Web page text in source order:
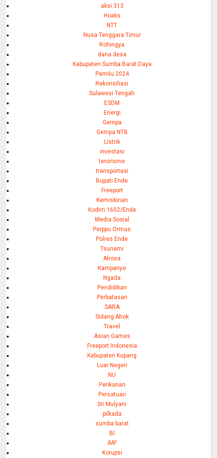
aksi 313
Hoaks
NTT
Nusa Tenggara Timur
Rohingya
dana desa
Kabupaten Sumba Barat Daya
Pemilu 2024
Rekonsiliasi
Sulawesi Tengah
ESDM
Energi
Gempa
Gempa NTB
Listrik
investasi
terorisme
transportasi
Bupati Ende
Freeport
Kemiskinan
Kodim 1602/Ende
Media Sosial
Perppu Ormas
Polres Ende
Tsunami
Alrosa
Kampanye
Ngada
Pendidikan
Perbatasan
SARA
Sidang Ahok
Travel
Asian Games
Freeport Indonesia
Kabupaten Kupang
Luar Negeri
NU
Perikanan
Persatuan
Sri Mulyani
pilkada
sumba barat
BI
IMF
Korupsi